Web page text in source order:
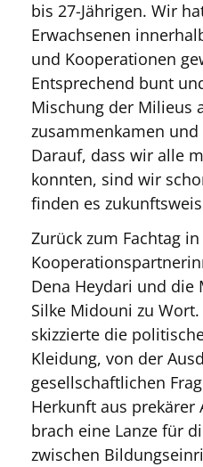
bis 27-Jährigen. Wir
Erwachsenen
und Kooperationen
Entsprechend bunt
Mischung der Milieus
zusammenkamen
Darauf, dass wir alle
konnten, sind wir
finden es
Zurück zum Fachtag
Dena Heydari und die
Silke Midouni zu
skizzierte die
Kleidung, von der
gesellschaftlichen
Herkunft aus prekärer
brach eine Lanze für
zwischen